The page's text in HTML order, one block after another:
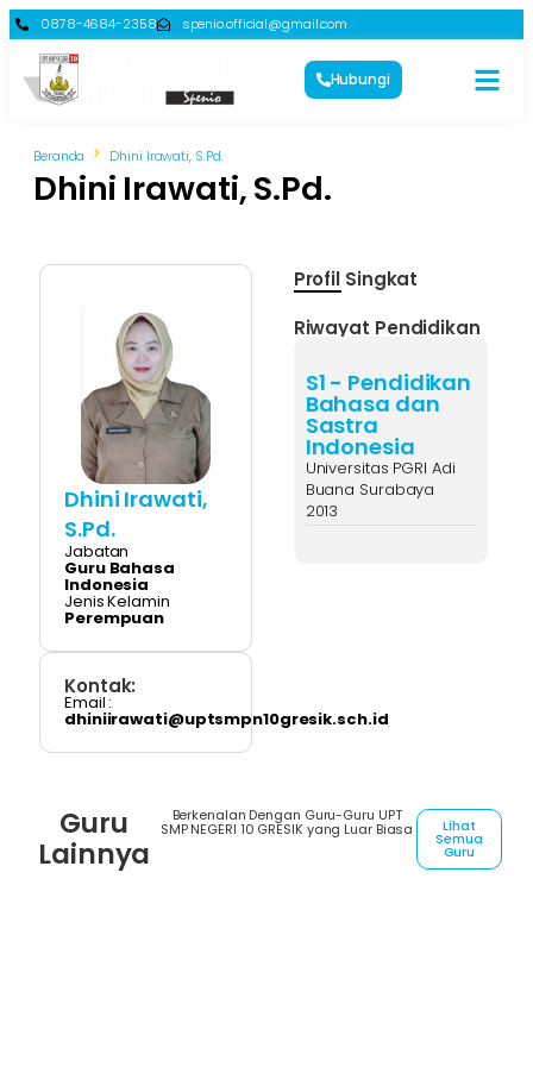
0878-4684-2358 spenio.official@gmail.com
Hubungi
Beranda Dhini Irawati, S.Pd.
Dhini Irawati, S.Pd.
Dhini Irawati,
S.Pd.
Jabatan
Guru Bahasa
Indonesia
Jenis Kelamin
Perempuan
Kontak:
Email :
dhiniirawati@uptsmpn10gresik.sch.id
Profil Singkat
Riwayat Pendidikan
S1 - Pendidikan
Bahasa dan
Sastra
Indonesia
Universitas PGRI Adi
Buana Surabaya
2013
Guru
Lainnya
Berkenalan Dengan Guru-Guru UPT
SMP NEGERI 10 GRESIK yang Luar Biasa Lihat
Semua
Guru